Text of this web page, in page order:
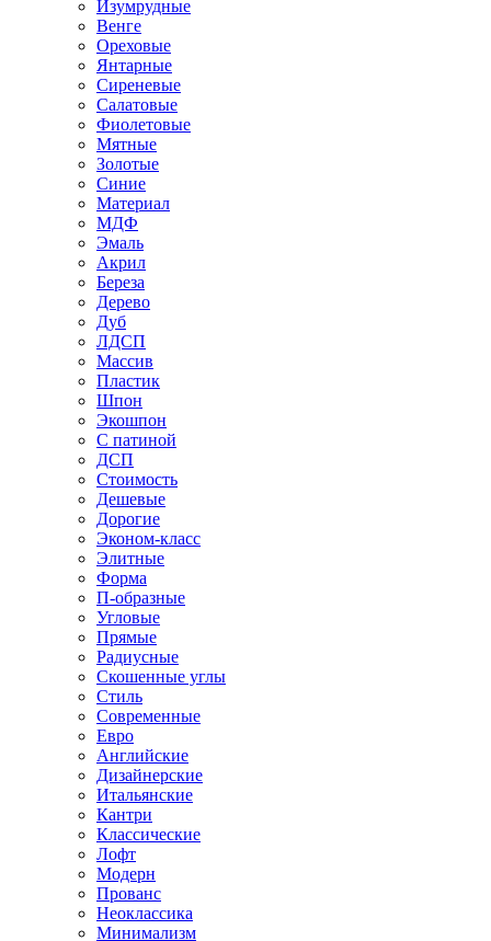
Изумрудные
Венге
Ореховые
Янтарные
Сиреневые
Салатовые
Фиолетовые
Мятные
Золотые
Синие
Материал
МДФ
Эмаль
Акрил
Береза
Дерево
Дуб
ЛДСП
Массив
Пластик
Шпон
Экошпон
С патиной
ДСП
Стоимость
Дешевые
Дорогие
Эконом-класс
Элитные
Форма
П-образные
Угловые
Прямые
Радиусные
Скошенные углы
Стиль
Современные
Евро
Английские
Дизайнерские
Итальянские
Кантри
Классические
Лофт
Модерн
Прованс
Неоклассика
Минимализм